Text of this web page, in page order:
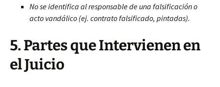
No se identifica al responsable de una falsificación o
acto vandálico (ej. contrato falsificado, pintadas).
5. Partes que Intervienen en
el Juicio